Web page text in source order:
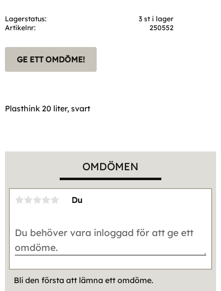
Lagerstatus
3 st i lager
Artikelnr
250552
GE ETT OMDÖME!
Plasthink 20 liter, svart
OMDÖMEN
Du
Bli den första att lämna ett omdöme.